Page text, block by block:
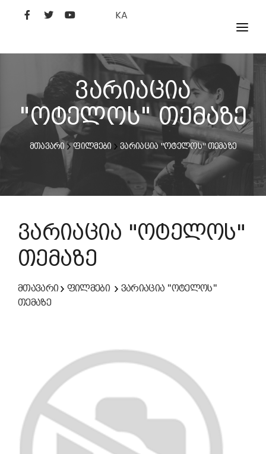
KA
ᲤᲘᲚᲛᲔᲑᲘ
ᲮᲔᲚᲝᲕᲐᲜᲘ
ᲙᲘᲜᲝᲡᲢᲣᲓᲘᲐ
ᲙᲘᲜᲝᲐᲙᲐᲓᲔᲛᲘᲐ
ვარიაცია
"ოტელოს" თემაზე
მთავარი ფილმები ვარიაცია "ოტელოს" თემაზე
ვარიაცია "ოტელოს"
თემაზე
მთავარი ფილმები
ვარიაცია "ოტელოს"
თემაზე